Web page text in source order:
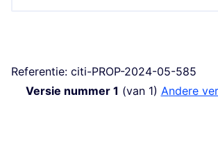
Referentie: citi-PROP-2024-05-585
Versie nummer 1 (van 1) andere